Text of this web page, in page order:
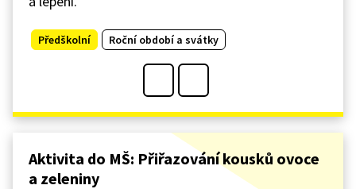
Předškolní Roční období a svátky
Aktivita do MŠ: Přiřazování kousků ovoce
a zeleniny